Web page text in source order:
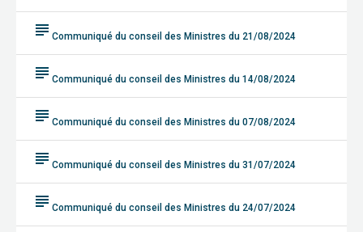
subject Communiqué du conseil des Ministres du 21/08/2024
subject Communiqué du conseil des Ministres du 14/08/2024
subject Communiqué du conseil des Ministres du 07/08/2024
subject Communiqué du conseil des Ministres du 31/07/2024
subject Communiqué du conseil des Ministres du 24/07/2024